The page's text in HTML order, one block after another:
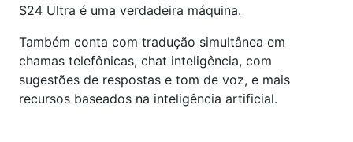
S24 Ultra é uma verdadeira máquina.
Também conta com tradução simultânea em
chamas telefônicas, chat inteligência, com
sugestões de respostas e tom de voz, e mais
recursos baseados na inteligência artificial.